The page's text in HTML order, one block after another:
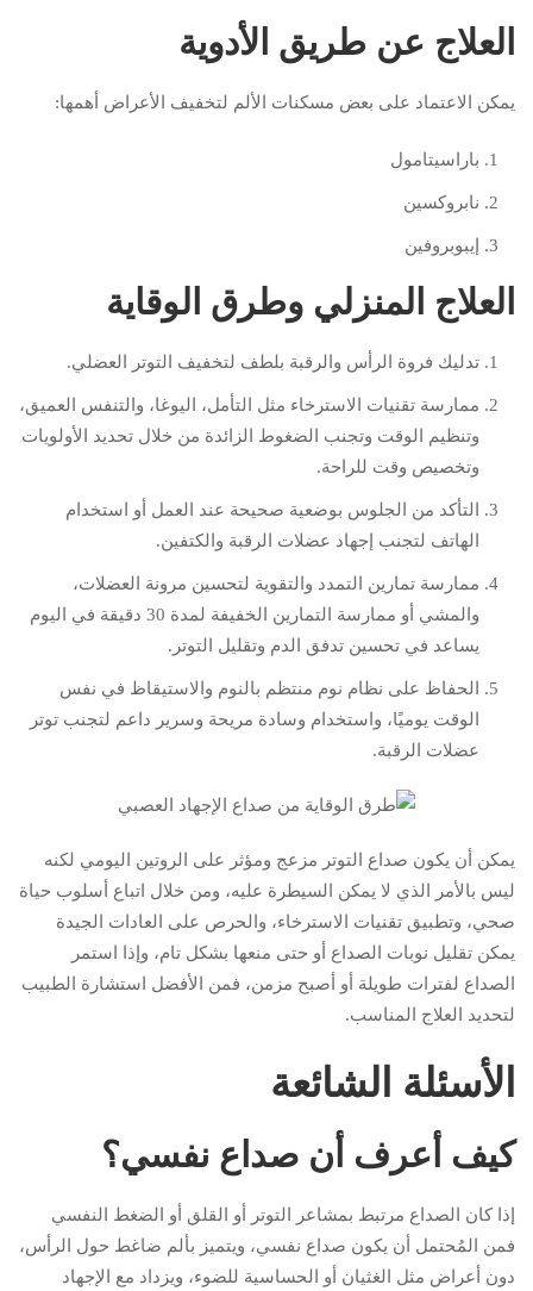
العلاج عن طريق الأدوية
يمكن الاعتماد على بعض مسكنات الألم لتخفيف الأعراض أهمها:
باراسيتامول
نابروكسين
إيبوبروفين
العلاج المنزلي وطرق الوقاية
تدليك فروة الرأس والرقبة بلطف لتخفيف التوتر العضلي.
ممارسة تقنيات الاسترخاء مثل التأمل، اليوغا، والتنفس العميق،
وتنظيم الوقت وتجنب الضغوط الزائدة من خلال تحديد الأولويات
وتخصيص وقت للراحة.
التأكد من الجلوس بوضعية صحيحة عند العمل أو استخدام
الهاتف لتجنب إجهاد عضلات الرقبة والكتفين.
ممارسة تمارين التمدد والتقوية لتحسين مرونة العضلات،
والمشي أو ممارسة التمارين الخفيفة لمدة 30 دقيقة في اليوم
يساعد في تحسين تدفق الدم وتقليل التوتر.
الحفاظ على نظام نوم منتظم بالنوم والاستيقاظ في نفس
الوقت يوميًا، واستخدام وسادة مريحة وسرير داعم لتجنب توتر
عضلات الرقبة.
يمكن أن يكون صداع التوتر مزعج ومؤثر على الروتين اليومي لكنه
ليس بالأمر الذي لا يمكن السيطرة عليه، ومن خلال اتباع أسلوب حياة
صحي، وتطبيق تقنيات الاسترخاء، والحرص على العادات الجيدة
يمكن تقليل نوبات الصداع أو حتى منعها بشكل تام، وإذا استمر
الصداع لفترات طويلة أو أصبح مزمن، فمن الأفضل استشارة الطبيب
لتحديد العلاج المناسب.
الأسئلة الشائعة
كيف أعرف أن صداع نفسي؟
إذا كان الصداع مرتبط بمشاعر التوتر أو القلق أو الضغط النفسي
فمن المُحتمل أن يكون صداع نفسي، ويتميز بألم ضاغط حول الرأس،
دون أعراض مثل الغثيان أو الحساسية للضوء، ويزداد مع الإجهاد